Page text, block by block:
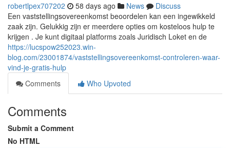
robertlpex707202 58 days ago News
Discuss
Een vaststellingsovereenkomst beoordelen kan een ingewikkeld
zaak zijn. Gelukkig zijn er meerdere opties om kosteloos hulp te
krijgen . Je kunt digitaal platforms zoals Juridisch Loket en de
https://lucspow252023.win-
blog.com/23001874/vaststellingsovereenkomst-controleren-waar-
vind-je-gratis-hulp
Comments
Who Upvoted
Comments
Submit a Comment
No HTML